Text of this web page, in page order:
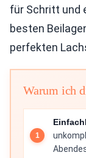
für Schritt und
besten
perfekten
Warum ich